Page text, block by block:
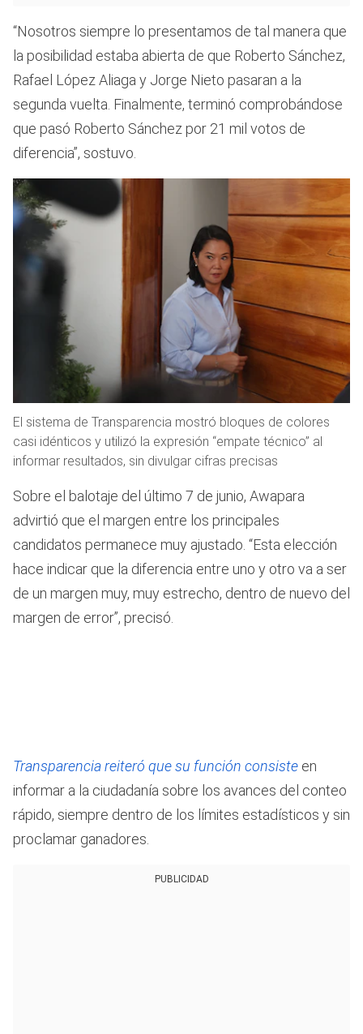
“Nosotros siempre lo presentamos de tal manera que
la posibilidad estaba abierta de que Roberto Sánchez,
Rafael López Aliaga y Jorge Nieto pasaran a la
segunda vuelta. Finalmente, terminó comprobándose
que pasó Roberto Sánchez por 21 mil votos de
diferencia”, sostuvo.
El sistema de Transparencia mostró bloques de colores
casi idénticos y utilizó la expresión “empate técnico” al
informar resultados, sin divulgar cifras precisas
Sobre el balotaje del último 7 de junio, Awapara
advirtió que el margen entre los principales
candidatos permanece muy ajustado. “Esta elección
hace indicar que la diferencia entre uno y otro va a ser
de un margen muy, muy estrecho, dentro de nuevo del
margen de error”, precisó.
Transparencia reiteró que su función consiste en
informar a la ciudadanía sobre los avances del conteo
rápido, siempre dentro de los límites estadísticos y sin
proclamar ganadores.
PUBLICIDAD